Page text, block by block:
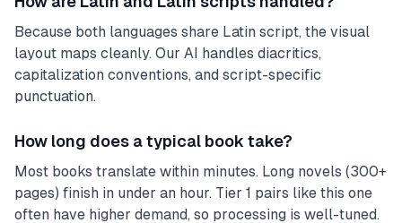
Because both languages share Latin script, the visual
layout maps cleanly. Our AI handles diacritics,
capitalization conventions, and script-specific
punctuation.
How long does a typical book take?
Most books translate within minutes. Long novels (300+
pages) finish in under an hour. Tier 1 pairs like this one
often have higher demand, so processing is well-tuned.